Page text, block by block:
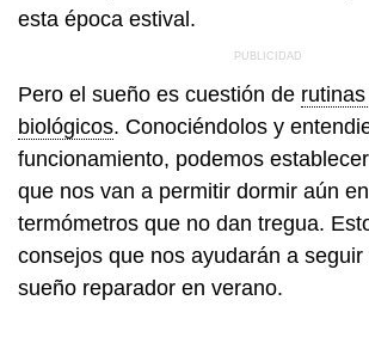
esta época estival.
Pero el sueño es cuestión de
biológicos. Conociéndolos y
funcionamiento, podemos
que nos van a permitir dormir aún
termómetros que no dan tregua.
consejos que nos ayudarán a seguir
sueño reparador en verano.